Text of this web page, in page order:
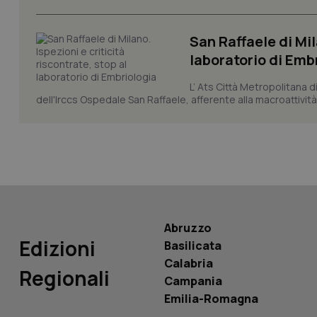
San Raffaele di
laboratorio di
L’ Ats Città Metropolitana
dell'Irccs Ospedale San Raffaele, afferente alla
Edizioni
Regionali
Abruzzo
Basilicata
Calabria
Campania
Emilia-Romagna
tracking-sites-